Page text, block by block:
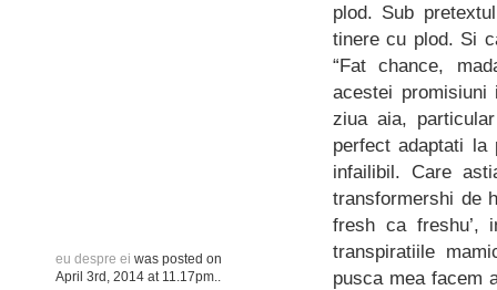
eu despre ei was posted on
April 3rd, 2014 at 11.17pm
plod. Sub
tinere cu plod. Si
“Fat chance,
acestei
ziua aia,
perfect adaptati la
infailibil. Care
transformershi de
fresh ca
transpiratiile
pusca mea facem